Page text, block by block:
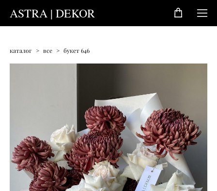
ASTRA | DEKOR
каталог > все > букет 646